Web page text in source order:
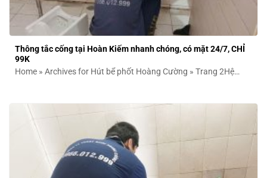
Thông tắc cống tại Hoàn Kiếm nhanh chóng, có mặt 24/7, CHỈ
99K
Home » Archives for Hút bể phốt Hoàng Cường » Trang 2Hệ